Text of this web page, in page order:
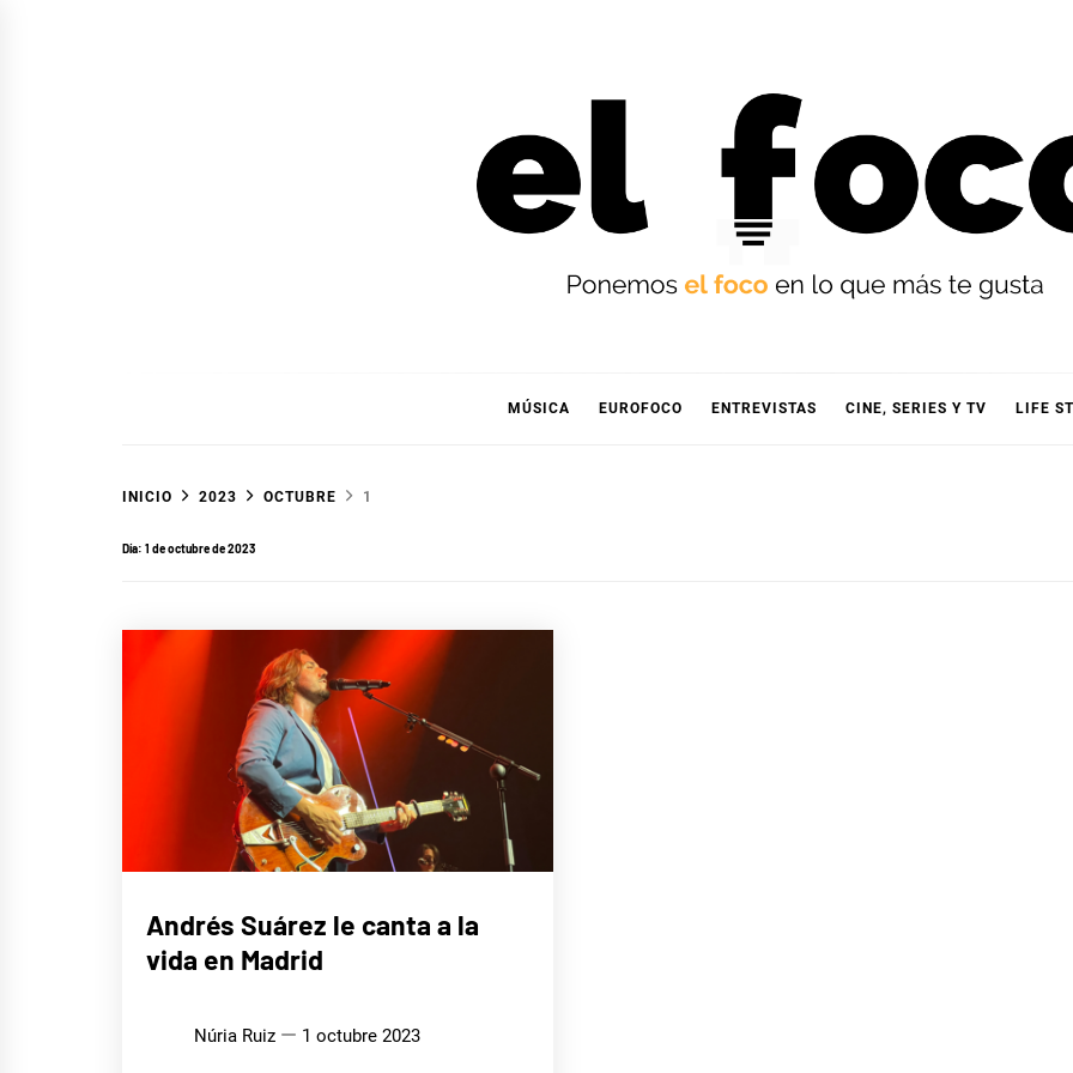
EL FOCO
MÚSICA EUROFOCO ENTREVISTAS CINE, SERIES Y TV LIFE
INICIO 2023 OCTUBRE 1
Día: 1 de octubre de 2023
Andrés Suárez le canta a la
vida en Madrid
Núria Ruiz 1 octubre 2023